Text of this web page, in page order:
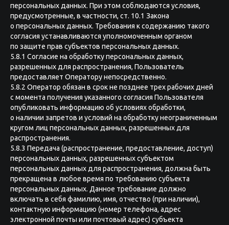
персональных данных. При этом соблюдаются условия,
предусмотренные, в частности, ст. 10.1 Закона
о персональных данных. Требования к содержанию такого
согласия устанавливаются уполномоченным органом
по защите прав субъектов персональных данных.
5.8.1 Согласие на обработку персональных данных,
разрешенных для распространения, Пользователь
предоставляет Оператору непосредственно.
5.8.2 Оператор обязан в срок не позднее трех рабочих дней
с момента получения указанного согласия Пользователя
опубликовать информацию об условиях обработки,
о наличии запретов и условий на обработку неограниченным
кругом лиц персональных данных, разрешенных для
распространения.
5.8.3 Передача (распространение, предоставление, доступ)
персональных данных, разрешенных субъектом
персональных данных для распространения, должна быть
прекращена в любое время по требованию субъекта
персональных данных. Данное требование должно
включать в себя фамилию, имя, отчество (при наличии),
контактную информацию (номер телефона, адрес
электронной почты или почтовый адрес) субъекта